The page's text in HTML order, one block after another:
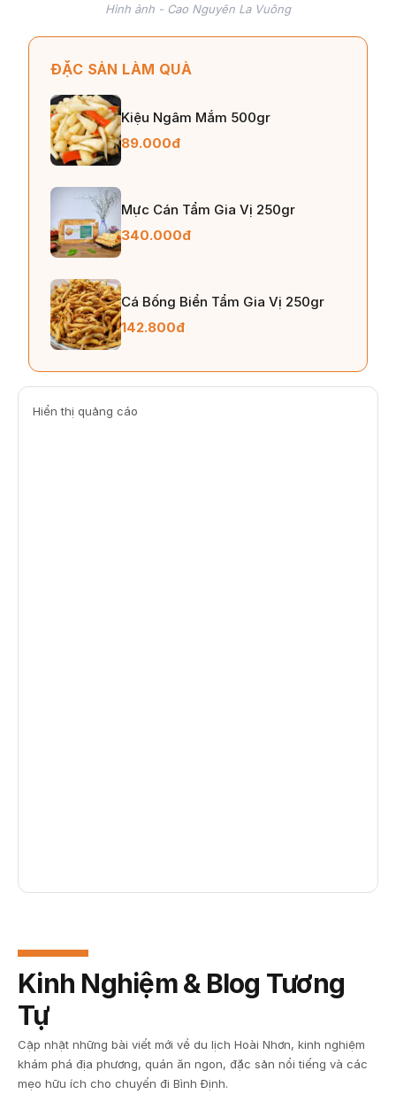
Hình ảnh - Cao Nguyên La Vuông
ĐẶC SẢN LÀM QUÀ
Kiệu Ngâm Mắm 500gr
89.000đ
Mực Cán Tẩm Gia Vị 250gr
340.000đ
Cá Bống Biển Tẩm Gia Vị 250gr
142.800đ
Hiển thị quảng cáo
Kinh Nghiệm & Blog Tương
Tự
Cập nhật những bài viết mới về du lịch Hoài Nhơn, kinh nghiệm
khám phá địa phương, quán ăn ngon, đặc sản nổi tiếng và các
mẹo hữu ích cho chuyến đi Bình Định.